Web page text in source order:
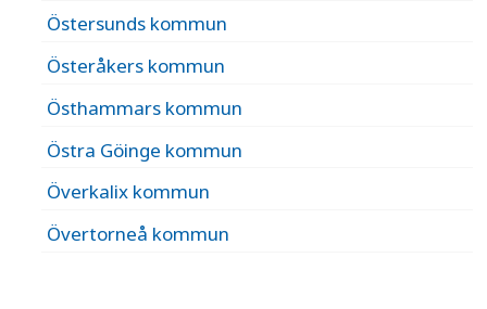
Östersunds kommun
Österåkers kommun
Östhammars kommun
Östra Göinge kommun
Överkalix kommun
Övertorneå kommun